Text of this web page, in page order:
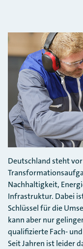
Deutschland steht
Nachhaltigkeit,
Infrastruktur. Dabei
Schlüssel für die
kann aber nur
qualifizierte Fach-
Seit Jahren ist leider